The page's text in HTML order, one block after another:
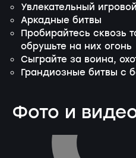
Увлекательный
Аркадные битвы
Пробирайтесь сквозь
обрушьте на них огонь
Сыграйте за воина,
Грандиозные битвы с
Фото и